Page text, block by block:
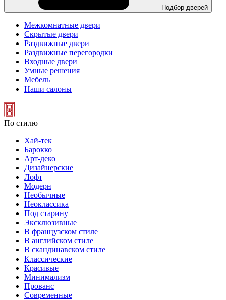
Подбор дверей
Межкомнатные двери
Скрытые двери
Раздвижные двери
Раздвижные перегородки
Входные двери
Умные решения
Мебель
Наши салоны
По стилю
Хай-тек
Барокко
Арт-деко
Дизайнерские
Лофт
Модерн
Необычные
Неоклассика
Под старину
Эксклюзивные
В французском стиле
В английском стиле
В скандинавском стиле
Классические
Красивые
Минимализм
Прованс
Современные